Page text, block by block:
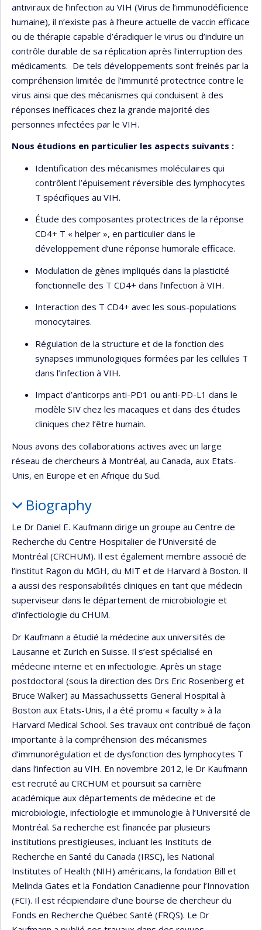
antiviraux de l’infection au VIH (Virus de l’immunodéficience
humaine), il n’existe pas à l’heure actuelle de vaccin efficace
ou de thérapie capable d’éradiquer le virus ou d’induire un
contrôle durable de sa réplication après l'interruption des
médicaments. De tels développements sont freinés par la
compréhension limitée de l’immunité protectrice contre le
virus ainsi que des mécanismes qui conduisent à des
réponses inefficaces chez la grande majorité des
personnes infectées par le VIH.
Nous étudions en particulier les aspects suivants :
Identification des mécanismes moléculaires qui
contrôlent l’épuisement réversible des lymphocytes
T spécifiques au VIH.
Étude des composantes protectrices de la réponse
CD4+ T « helper », en particulier dans le
développement d’une réponse humorale efficace.
Modulation de gènes impliqués dans la plasticité
fonctionnelle des T CD4+ dans l’infection à VIH.
Interaction des T CD4+ avec les sous-populations
monocytaires.
Régulation de la structure et de la fonction des
synapses immunologiques formées par les cellules T
dans l’infection à VIH.
Impact d’anticorps anti-PD1 ou anti-PD-L1 dans le
modèle SIV chez les macaques et dans des études
cliniques chez l’être humain.
Nous avons des collaborations actives avec un large
réseau de chercheurs à Montréal, au Canada, aux Etats-
Unis, en Europe et en Afrique du Sud.
Biography
Le Dr Daniel E. Kaufmann dirige un groupe au Centre de
Recherche du Centre Hospitalier de l’Université de
Montréal (CRCHUM). Il est également membre associé de
l’institut Ragon du MGH, du MIT et de Harvard à Boston. Il
a aussi des responsabilités cliniques en tant que médecin
superviseur dans le département de microbiologie et
d’infectiologie du CHUM.
Dr Kaufmann a étudié la médecine aux universités de
Lausanne et Zurich en Suisse. Il s’est spécialisé en
médecine interne et en infectiologie. Après un stage
postdoctoral (sous la direction des Drs Eric Rosenberg et
Bruce Walker) au Massachussetts General Hospital à
Boston aux Etats-Unis, il a été promu « faculty » à la
Harvard Medical School. Ses travaux ont contribué de façon
importante à la compréhension des mécanismes
d’immunorégulation et de dysfonction des lymphocytes T
dans l’infection au VIH. En novembre 2012, le Dr Kaufmann
est recruté au CRCHUM et poursuit sa carrière
académique aux départements de médecine et de
microbiologie, infectiologie et immunologie à l’Université de
Montréal. Sa recherche est financée par plusieurs
institutions prestigieuses, incluant les Instituts de
Recherche en Santé du Canada (IRSC), les National
Institutes of Health (NIH) américains, la fondation Bill et
Melinda Gates et la Fondation Canadienne pour l’Innovation
(FCI). Il est récipiendaire d’une bourse de chercheur du
Fonds en Recherche Québec Santé (FRQS). Le Dr